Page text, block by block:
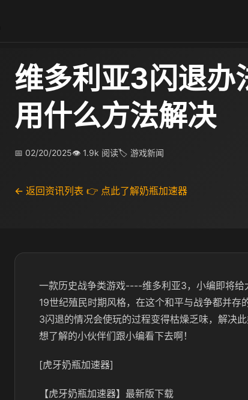
维多利亚3闪退办
用什么方法解决
📅 02/20/2025👁 1.9k 阅读🏷 游戏新闻
← 返回资讯列表 👉 点此了解奶瓶加速器
一款历史战争类游戏----维多利亚3，小编即将
19世纪殖民时期风格，在这个和平与战争都并
3闪退的情况会使玩的过程变得枯燥乏味，解决
想了解的小伙伴们跟小编看下去啊！
[虎牙奶瓶加速器]
【虎牙奶瓶加速器】最新版下载